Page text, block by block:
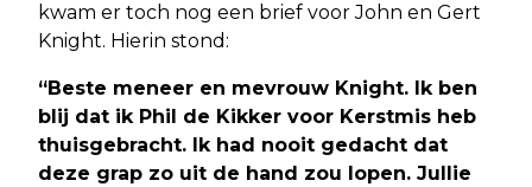
kwam er toch nog een brief voor John en Gert
Knight. Hierin stond:
“Beste meneer en mevrouw Knight. Ik ben
blij dat ik Phil de Kikker voor Kerstmis heb
thuisgebracht. Ik had nooit gedacht dat
deze grap zo uit de hand zou lopen. Jullie